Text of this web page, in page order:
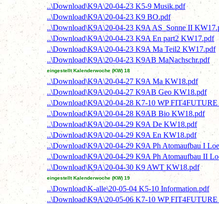
..\Download\K9A\20-04-23 K5-9 Musik.pdf
..\Download\K9A\20-04-23 K9 BO.pdf
..\Download\K9A\20-04-23 K9A AS Sonne II
..\Download\K9A\20-04-23 K9A En part2 KW17.pdf
..\Download\K9A\20-04-23 K9A Ma Teil2 KW17.pdf
..\Download\K9A\20-04-23 K9AB MaNachschr.pdf
eingestellt Kalenderwoche (KW) 18
..\Download\K9A\20-04-27 K9A Ma KW18.pdf
..\Download\K9A\20-04-27 K9AB Geo KW18.pdf
..\Download\K9A\20-04-28 K7-10 WP FIT4FUTURE
..\Download\K9A\20-04-28 K9AB Bio KW18.pdf
..\Download\K9A\20-04-29 K9A De KW18.pdf
..\Download\K9A\20-04-29 K9A En KW18.pdf
..\Download\K9A\20-04-29 K9A Ph Atomaufbau I
..\Download\K9A\20-04-29 K9A Ph Atomaufbau II
..\Download\K9A\20-04-30 K9 AWT KW18.pdf
eingestellt Kalenderwoche (KW) 19
..\Download\K-alle\20-05-04 K5-10 Information.pdf
..\Download\K9A\20-05-06 K7-10 WP FIT4FUTURE